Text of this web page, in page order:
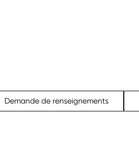
Demande de renseignements